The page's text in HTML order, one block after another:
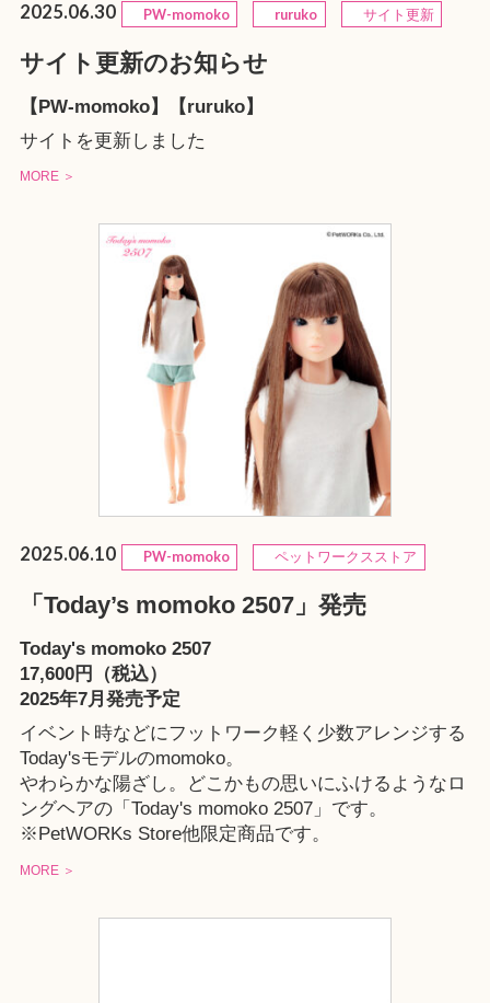
2025.06.30 PW-momoko ruruko サイト更新
サイト更新のお知らせ
【PW-momoko】【ruruko】
サイトを更新しました
MORE ＞
2025.06.10 PW-momoko ペットワークスストア
「Today’s momoko 2507」発売
Today's momoko 2507
17,600円（税込）
2025年7月発売予定
イベント時などにフットワーク軽く少数アレンジする
Today'sモデルのmomoko。
やわらかな陽ざし。どこかもの思いにふけるようなロ
ングヘアの「Today's momoko 2507」です。
※ PetWORKs Store他限定商品です。
MORE ＞